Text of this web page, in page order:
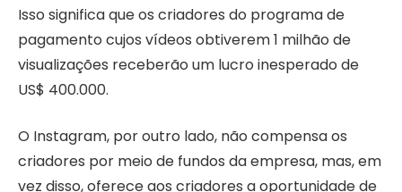
Isso significa que os criadores do programa de
pagamento cujos vídeos obtiverem 1 milhão de
visualizações receberão um lucro inesperado de
US$ 400.000.
O Instagram, por outro lado, não compensa os
criadores por meio de fundos da empresa, mas, em
vez disso, oferece aos criadores a oportunidade de